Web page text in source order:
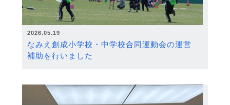
2026.05.19
なみえ創成小学校・中学校合同運動会の運営
補助を行いました